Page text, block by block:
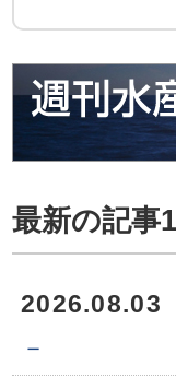
最新の記事
2026.08.03
－